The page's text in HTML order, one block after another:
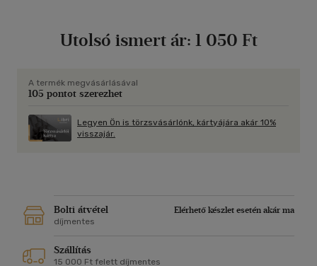
tartalmaznak; feladataik változatosak, kreatívak, fejlesztik a
Utolsó ismert ár: 1 050 Ft
A termék megvásárlásával
105 pontot szerezhet
Legyen Ön is törzsvásárlónk, kártyájára akár 10%
visszajár.
Bolti átvétel
Elérhető készlet esetén akár ma
díjmentes
Szállítás
15 000 Ft felett díjmentes